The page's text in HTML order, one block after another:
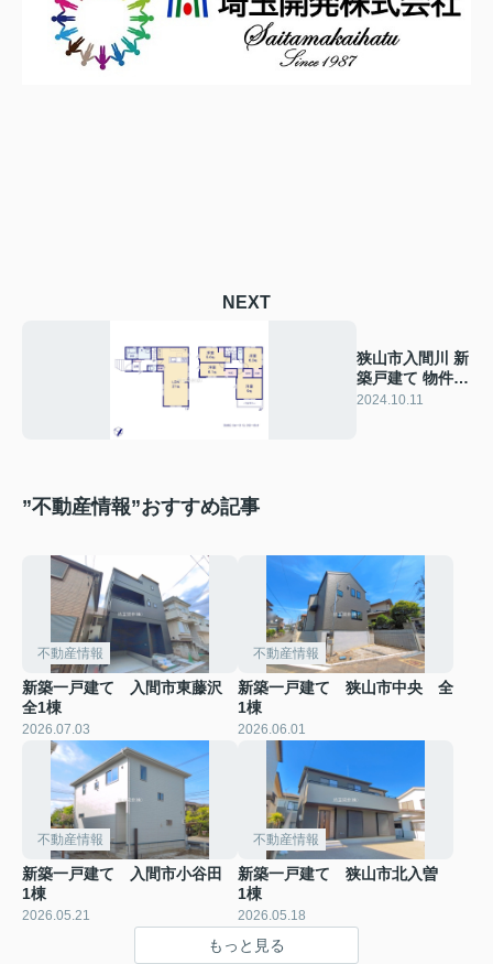
NEXT
狭山市入間川 新
築戸建て 物件紹
介
2024.10.11
”不動産情報”おすすめ記事
不動産情報
新築一戸建て 入間市東藤沢
全1棟
2026.07.03
不動産情報
新築一戸建て 狭山市中央 全
1棟
2026.06.01
不動産情報
新築一戸建て 入間市小谷田
1棟
2026.05.21
不動産情報
新築一戸建て 狭山市北入曽
1棟
2026.05.18
もっと見る